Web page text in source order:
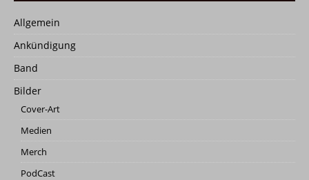
Allgemein
Ankündigung
Band
Bilder
Cover-Art
Medien
Merch
PodCast